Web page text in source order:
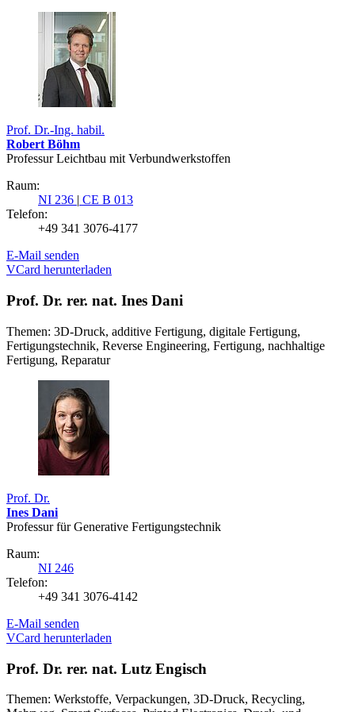
Prof. Dr.-Ing. habil.
Robert Böhm
Professur Leichtbau mit Verbundwerkstoffen
Raum:
NI 236 | CE B 013
Telefon:
+49 341 3076-4177
E-Mail senden
VCard herunterladen
Prof. Dr. rer. nat. Ines Dani
Themen: 3D-Druck, additive Fertigung, digitale Fertigung,
Fertigungstechnik, Reverse Engineering, Fertigung, nachhaltige
Fertigung, Reparatur
Prof. Dr.
Ines Dani
Professur für Generative Fertigungstechnik
Raum:
NI 246
Telefon:
+49 341 3076-4142
E-Mail senden
VCard herunterladen
Prof. Dr. rer. nat. Lutz Engisch
Themen: Werkstoffe, Verpackungen, 3D-Druck, Recycling,